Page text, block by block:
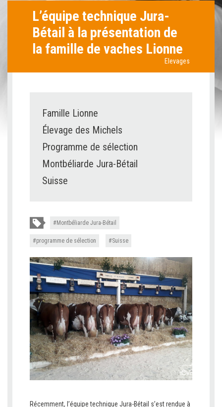
L’équipe technique Jura-
Bétail à la présentation de
la famille de vaches Lionne
Elevages
Famille Lionne
Élevage des Michels
Programme de sélection
Montbéliarde Jura-Bétail
Suisse
Montbéliarde Jura-Bétail
programme de sélection Suisse
Récemment, l’équipe technique Jura-Bétail s’est rendue à